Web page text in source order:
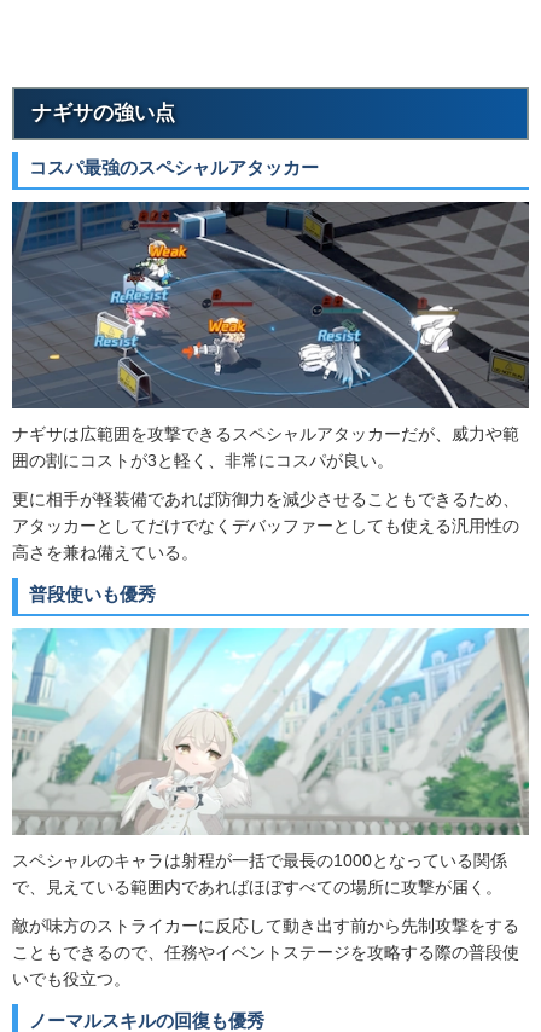
ナギサの強い点
コスパ最強のスペシャルアタッカー
ナギサは広範囲を攻撃できるスペシャルアタッカーだが、威力や範
囲の割にコストが3と軽く、非常にコスパが良い。
更に相手が軽装備であれば防御力を減少させることもできるため、
アタッカーとしてだけでなくデバッファーとしても使える汎用性の
高さを兼ね備えている。
普段使いも優秀
スペシャルのキャラは射程が一括で最長の1000となっている関係
で、見えている範囲内であればほぼすべての場所に攻撃が届く。
敵が味方のストライカーに反応して動き出す前から先制攻撃をする
こともできるので、任務やイベントステージを攻略する際の普段使
いでも役立つ。
ノーマルスキルの回復も優秀